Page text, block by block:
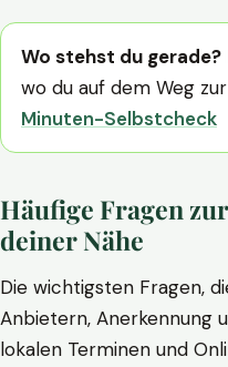
Wo stehst du gerade?
wo du auf dem Weg
Minuten-Selbstcheck
Häufige Fragen
deiner Nähe
Die wichtigsten Fragen,
Anbietern, Anerkennung
lokalen Terminen und